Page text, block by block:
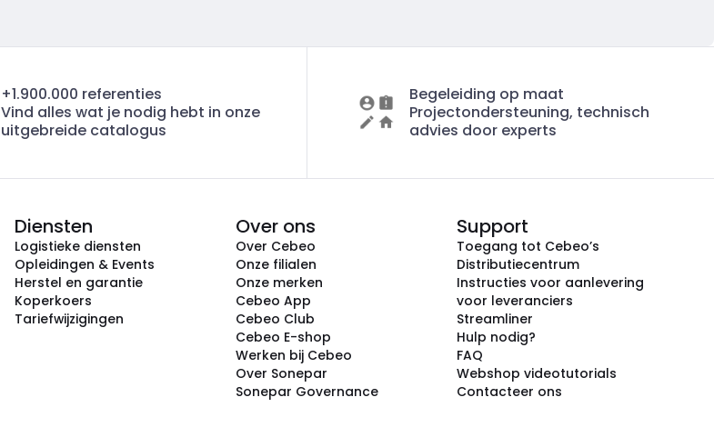
+1.900.000 referenties
Vind alles wat je nodig hebt in onze
uitgebreide catalogus
Begeleiding op maat
Projectondersteuning, technisch
advies door experts
Diensten
Logistieke diensten
Opleidingen & Events
Herstel en garantie
Koperkoers
Tariefwijzigingen
Over ons
Over Cebeo
Onze filialen
Onze merken
Cebeo App
Cebeo Club
Cebeo E-shop
Werken bij Cebeo
Over Sonepar
Sonepar Governance
Support
Toegang tot Cebeo’s
Distributiecentrum
Instructies voor aanlevering
voor leveranciers
Streamliner
Hulp nodig?
FAQ
Webshop videotutorials
Contacteer ons